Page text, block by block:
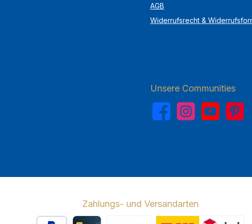
AGB
Widerrufsrecht &
Unsere Communities
FacebookInstagramYouTubePinterest
Zahlungs- und Versandarten